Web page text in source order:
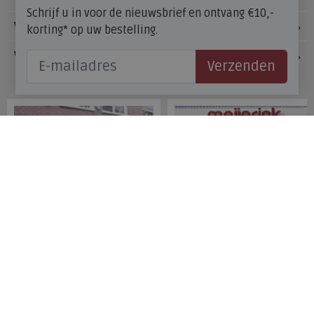
Voetzorg
Veelgestelde vragen
Schrijf u in voor de nieuwsbrief en ontvang €10,-
korting* op uw bestelling.
Verzenden